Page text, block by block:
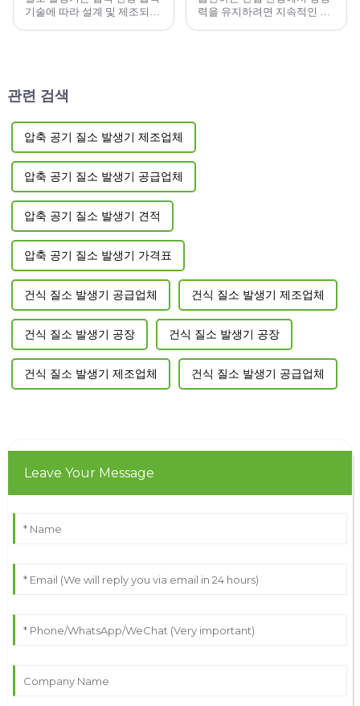
기술에 따라 설계 및 제조되는
력을 유지하려면 지속적인 학
관련 검색
압축 공기 질소 발생기 제조업체
압축 공기 질소 발생기 공급업체
압축 공기 질소 발생기 견적
압축 공기 질소 발생기 가격표
건식 질소 발생기 공급업체 건식 질소 발생기 제조업체
건식 질소 발생기 공장 건식 질소 발생기 공장
건식 질소 발생기 제조업체 건식 질소 발생기 공급업체
Leave Your Message